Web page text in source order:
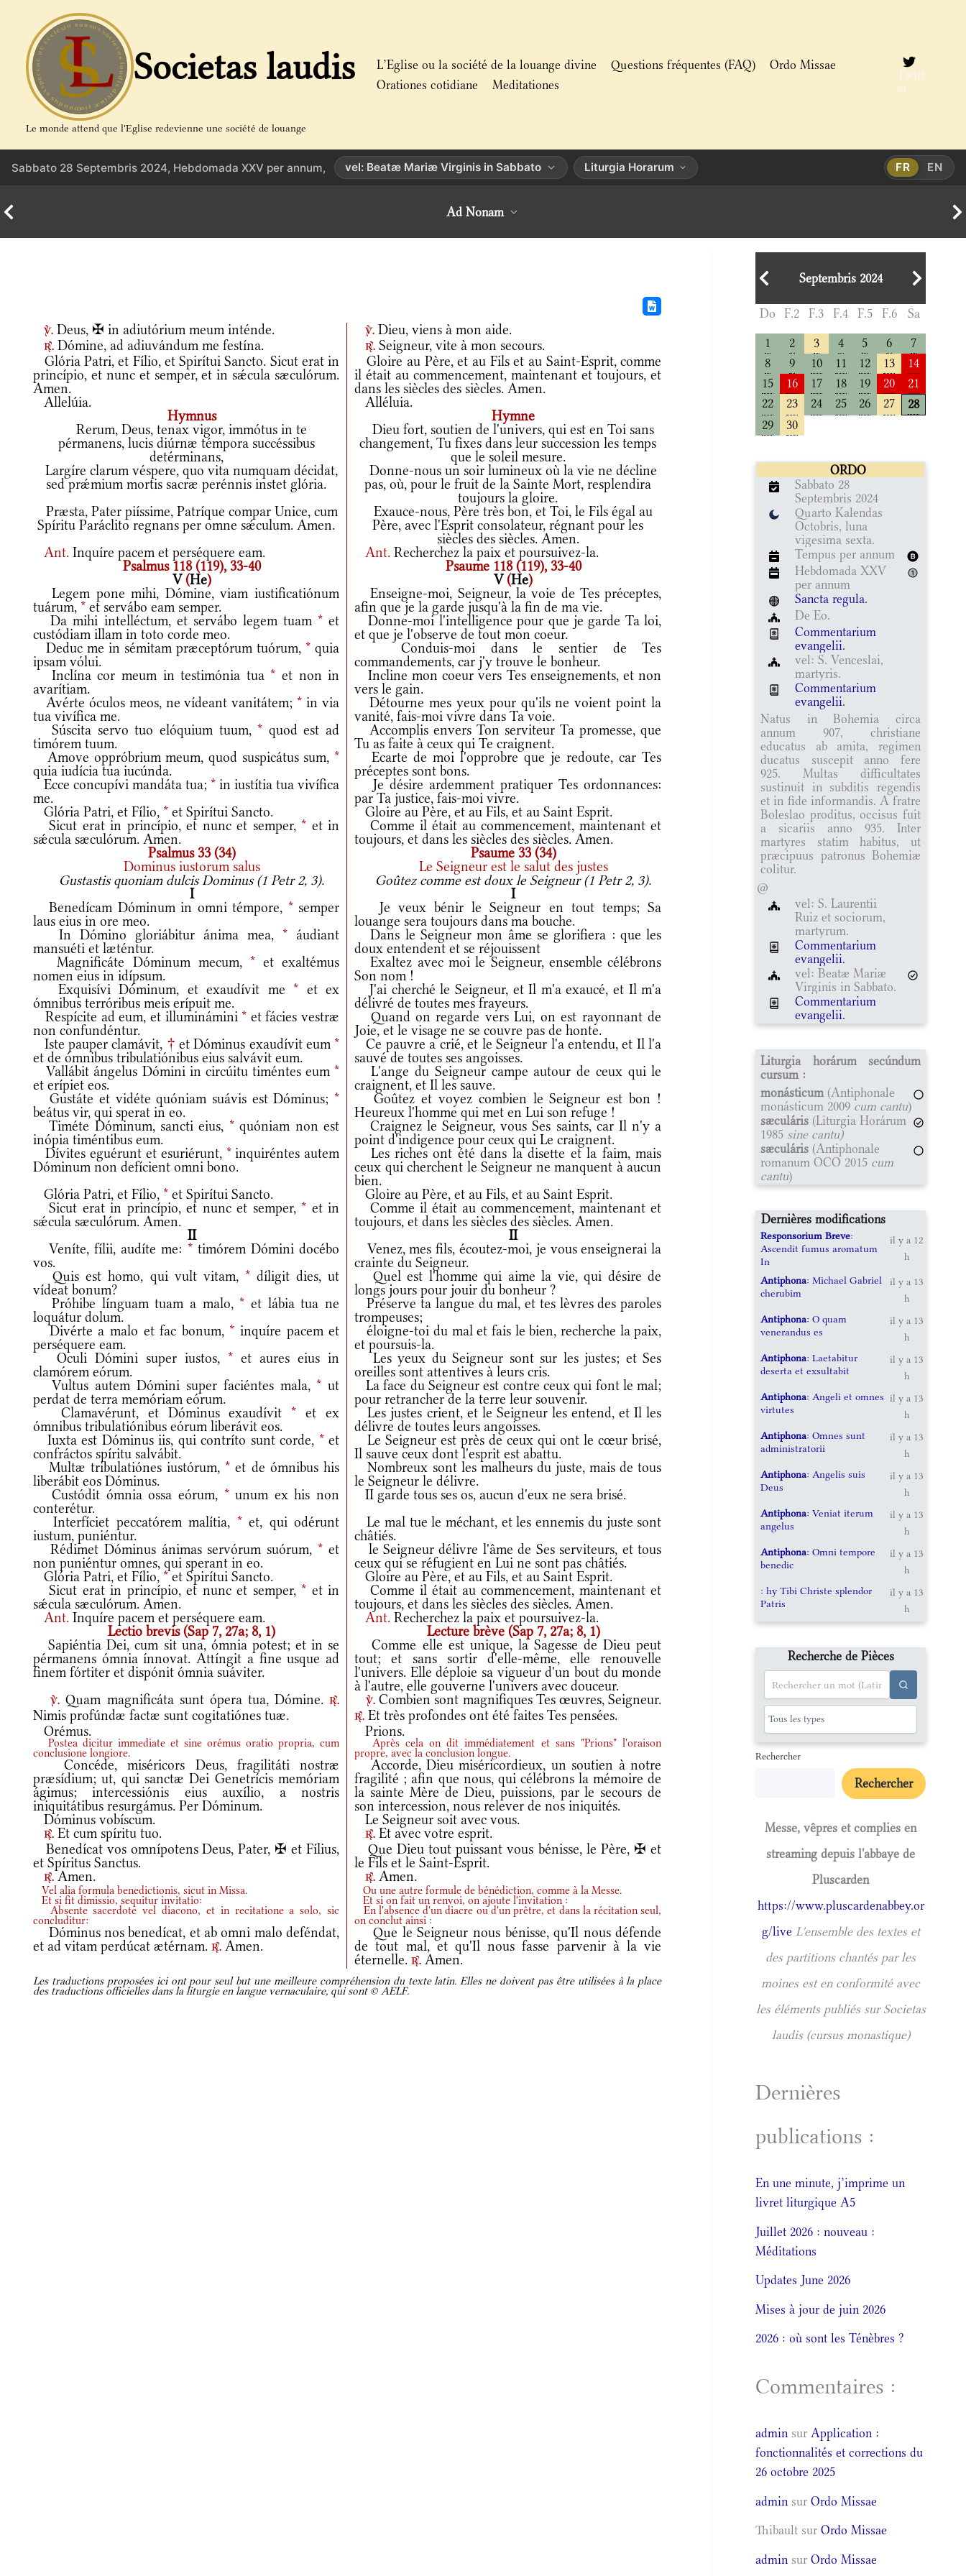
contenu
Societas laudis
Le monde attend que l'Eglise redevienne une société de louange
L’Eglise ou la société de la louange divine Questions fréquentes (FAQ)
Ordo Missae
Orationes cotidiane
Meditationes
Twitt
er
Sabbato 28 Septembris 2024, Hebdomada XXV per annum, vel: Beatæ Mariæ Virginis in Sabbato Liturgia Horarum FR EN
Ad Nonam
v. Deus, ✠ in adiutórium meum inténde. v. Dieu, viens à mon aide.
r. Dómine, ad adiuvándum me festína. r. Seigneur, vite à mon secours.
Glória Patri, et Fílio, et Spirítui Sancto. Sicut erat in
princípio, et nunc et semper, et in sǽcula sæculórum.
Amen.
Gloire au Père, et au Fils et au Saint-Esprit, comme
il était au commencement, maintenant et toujours, et
dans les siècles des siècles. Amen.
Allelúia.
Alléluia.
Hymnus
Hymne
Rerum, Deus, tenax vigor, immótus in te
pérmanens, lucis diúrnæ témpora succéssibus
detérminans,
Dieu fort, soutien de l'univers, qui est en Toi sans
changement, Tu fixes dans leur succession les temps
que le soleil mesure.
Largíre clarum véspere, quo vita numquam décidat,
sed prǽmium mortis sacræ perénnis instet glória.
Donne-nous un soir lumineux où la vie ne décline
pas, où, pour le fruit de la Sainte Mort, resplendira
toujours la gloire.
Præsta, Pater piíssime, Patríque compar Unice, cum
Spíritu Paráclito regnans per omne sǽculum. Amen.
Exauce-nous, Père très bon, et Toi, le Fils égal au
Père, avec l'Esprit consolateur, régnant pour les
siècles des siècles. Amen.
Ant. Inquíre pacem et perséquere eam. Ant.Recherchez la paix et poursuivez-la.
Psalmus 118 (119), 33-40
Psaume 118 (119), 33-40
V(He) V(He)
Legem pone mihi, Dómine, viam iustificatiónum
tuárum, * et servábo eam semper.
Enseigne-moi, Seigneur, la voie de Tes préceptes,
afin que je la garde jusqu'à la fin de ma vie.
Da mihi intelléctum, et servábo legem tuam * et
custódiam illam in toto corde meo.
Donne-moi l'intelligence pour que je garde Ta loi,
et que je l'observe de tout mon coeur.
Deduc me in sémitam præceptórum tuórum, * quia
ipsam vólui.
Conduis-moi dans le sentier de Tes
commandements, car j'y trouve le bonheur.
Inclína cor meum in testimónia tua * et non in
avarítiam.
Incline mon coeur vers Tes enseignements, et non
vers le gain.
Avérte óculos meos, ne vídeant vanitátem; * in via
tua vivífica me.
Détourne mes yeux pour qu'ils ne voient point la
vanité, fais-moi vivre dans Ta voie.
Súscita servo tuo elóquium tuum, * quod est ad
timórem tuum.
Accomplis envers Ton serviteur Ta promesse, que
Tu as faite à ceux qui Te craignent.
Amove oppróbrium meum, quod suspicátus sum, *
quia iudícia tua iucúnda.
Ecarte de moi l'opprobre que je redoute, car Tes
préceptes sont bons.
Ecce concupívi mandáta tua; * in iustítia tua vivífica
me.
Je désire ardemment pratiquer Tes ordonnances:
par Ta justice, fais-moi vivre.
Glória Patri, et Fílio, * et Spirítui Sancto.
Gloire au Père, et au Fils, et au Saint Esprit.
Sicut erat in princípio, et nunc et semper, * et in
sǽcula sæculórum. Amen.
Comme il était au commencement, maintenant et
toujours, et dans les siècles des siècles. Amen.
Psalmus 33 (34)
Psaume 33 (34)
Dominus iustorum salus
Le Seigneur est le salut des justes
Gustastis quoniam dulcis Dominus (1 Petr 2, 3).
Goûtez comme est doux le Seigneur (1 Petr 2, 3).
I
I
Benedícam Dóminum in omni témpore, *semper
laus eius in ore meo.
Je veux bénir le Seigneur en tout temps; Sa
louange sera toujours dans ma bouche.
In Dómino gloriábitur ánima mea, * áudiant
mansuéti et læténtur.
Dans le Seigneur mon âme se glorifiera : que les
doux entendent et se réjouissent
Magnificáte Dóminum mecum, *et exaltémus
nomen eius in idípsum.
Exaltez avec moi le Seigneur, ensemble célébrons
Son nom !
Exquisívi Dóminum, et exaudívit me * et ex
ómnibus terróribus meis erípuit me.
J'ai cherché le Seigneur, et Il m'a exaucé, et Il m'a
délivré de toutes mes frayeurs.
Respícite ad eum, et illuminámini * et fácies vestræ
non confundéntur.
Quand on regarde vers Lui, on est rayonnant de
Joie, et le visage ne se couvre pas de honte.
Iste pauper clamávit, † et Dóminus exaudívit eum *
et de ómnibus tribulatiónibus eius salvávit eum.
Ce pauvre a crié, et le Seigneur l'a entendu, et Il l'a
sauvé de toutes ses angoisses.
Vallábit ángelus Dómini in circúitu timéntes eum *
et erípiet eos.
L'ange du Seigneur campe autour de ceux qui le
craignent, et Il les sauve.
Gustáte et vidéte quóniam suávis est Dóminus; *
beátus vir, qui sperat in eo.
Goûtez et voyez combien le Seigneur est bon !
Heureux l'homme qui met en Lui son refuge !
Timéte Dóminum, sancti eius, *quóniam non est
inópia timéntibus eum.
Craignez le Seigneur, vous Ses saints, car Il n'y a
point d'indigence pour ceux qui Le craignent.
Dívites eguérunt et esuriérunt, *inquiréntes autem
Dóminum non defícient omni bono.
Les riches ont été dans la disette et la faim, mais
ceux qui cherchent le Seigneur ne manquent à aucun
bien.
Glória Patri, et Fílio, * et Spirítui Sancto.
Gloire au Père, et au Fils, et au Saint Esprit.
Sicut erat in princípio, et nunc et semper, * et in
sǽcula sæculórum. Amen.
Comme il était au commencement, maintenant et
toujours, et dans les siècles des siècles. Amen.
II
II
Veníte, fílii, audíte me: *timórem Dómini docébo
vos.
Venez, mes fils, écoutez-moi, je vous enseignerai la
crainte du Seigneur.
Quis est homo, qui vult vitam, *díligit dies, ut
vídeat bonum?
Quel est l'homme qui aime la vie, qui désire de
longs jours pour jouir du bonheur ?
Próhibe línguam tuam a malo, * et lábia tua ne
loquátur dolum.
Préserve ta langue du mal, et tes lèvres des paroles
trompeuses;
Divérte a malo et fac bonum, * inquíre pacem et
perséquere eam.
éloigne-toi du mal et fais le bien, recherche la paix,
et poursuis-la.
Oculi Dómini super iustos, * et aures eius in
clamórem eórum.
Les yeux du Seigneur sont sur les justes; et Ses
oreilles sont attentives à leurs cris.
Vultus autem Dómini super faciéntes mala, * ut
perdat de terra memóriam eórum.
La face du Seigneur est contre ceux qui font le mal;
pour retrancher de la terre leur souvenir.
Clamavérunt, et Dóminus exaudívit * et ex
ómnibus tribulatiónibus eórum liberávit eos.
Les justes crient, et le Seigneur les entend, et Il les
délivre de toutes leurs angoisses.
Iuxta est Dóminus iis, qui contríto sunt corde, *et
confráctos spíritu salvábit.
Le Seigneur est près de ceux qui ont le cœur brisé,
Il sauve ceux dont l'esprit est abattu.
Multæ tribulatiónes iustórum, * et de ómnibus his
liberábit eos Dóminus.
Nombreux sont les malheurs du juste, mais de tous
le Seigneur le délivre.
Custódit ómnia ossa eórum, *unum ex his non
conterétur.
II garde tous ses os, aucun d'eux ne sera brisé.
Interfíciet peccatórem malítia, *et, qui odérunt
iustum, puniéntur.
Le mal tue le méchant, et les ennemis du juste sont
châtiés.
Rédimet Dóminus ánimas servórum suórum, * et
non puniéntur omnes, qui sperant in eo.
le Seigneur délivre l'âme de Ses serviteurs, et tous
ceux qui se réfugient en Lui ne sont pas châtiés.
Glória Patri, et Fílio, *et Spirítui Sancto.
Gloire au Père, et au Fils, et au Saint Esprit.
Sicut erat in princípio, et nunc et semper, * et in
sǽcula sæculórum. Amen.
Comme il était au commencement, maintenant et
toujours, et dans les siècles des siècles. Amen.
Ant. Inquíre pacem et perséquere eam. Ant.Recherchez la paix et poursuivez-la.
Lectio brevis (Sap 7, 27a; 8, 1)
Lecture brève (Sap 7, 27a; 8, 1)
Sapiéntia Dei, cum sit una, ómnia potest; et in se
pérmanens ómnia ínnovat. Attíngit a fine usque ad
finem fórtiter et dispónit ómnia suáviter.
Comme elle est unique, la Sagesse de Dieu peut
tout; et sans sortir d'elle-même, elle renouvelle
l'univers. Elle déploie sa vigueur d'un bout du monde
à l'autre, elle gouverne l'univers avec douceur.
v. Quam magnificáta sunt ópera tua, Dómine.r.
Nimis profúndæ factæ sunt cogitatiónes tuæ.
v.Combien sont magnifiques Tes œuvres, Seigneur.
r. Et très profondes ont été faites Tes pensées.
Orémus.
Prions.
Postea dicitur immediate et sine orémus oratio propria, cum
conclusione longiore.
Après cela on dit immédiatement et sans "Prions" l'oraison
propre, avec la conclusion longue.
Concéde, miséricors Deus, fragilitáti nostræ
præsídium; ut, qui sanctæ Dei Genetrícis memóriam
ágimus; intercessiónis eius auxílio, a nostris
iniquitátibus resurgámus. Per Dóminum.
Accorde, Dieu miséricordieux, un soutien à notre
fragilité ; afin que nous, qui célébrons la mémoire de
la sainte Mère de Dieu, puissions, par le secours de
son intercession, nous relever de nos iniquités.
Dóminus vobíscum.
Le Seigneur soit avec vous.
r. Et cum spíritu tuo. r. Et avec votre esprit.
Benedícat vos omnípotens Deus, Pater, ✠ et Fílius,
et Spíritus Sanctus.
Que Dieu tout puissant vous bénisse, le Père, ✠ et
le Fils et le Saint-Esprit.
r.Amen. r. Amen.
Vel alia formula benedictionis, sicut in Missa. Ou une autre formule de bénédiction, comme à la Messe.
Et si fit dimissio, sequitur invitatio: Et si on fait un renvoi, on ajoute l'invitation :
Absente sacerdote vel diacono, et in recitatione a solo, sic
concluditur:
En l'absence d'un diacre ou d'un prêtre, et dans la récitation seul,
on conclut ainsi :
Dóminus nos benedícat, et ab omni malo deféndat,
et ad vitam perdúcat ætérnam. r. Amen.
Que le Seigneur nous bénisse, qu'Il nous défende
de tout mal, et qu'Il nous fasse parvenir à la vie
éternelle.r. Amen.
Les traductions proposées ici ont pour seul but une meilleure compréhension du texte latin. Elles ne doivent pas être utilisées à la place
des traductions officielles dans la liturgie en langue vernaculaire, qui sont © AELF.
Septembris 2024
Do F.2 F.3 F.4 F.5 F.6 Sa
1 2 3 4 5 6
7
8
9 10 11 12 13
14
15
16 17 18 19 20
21
22
23 24 25 26 27
28
29
30
ORDO
Sabbato 28
Septembris 2024
Quarto Kalendas
Octobris, luna
vigesima sexta.
Tempus per annum
Hebdomada XXV
per annum
Sancta regula.
De Eo.
Commentarium
evangelii.
vel: S. Venceslai,
martyris.
Commentarium
evangelii.
Natus in Bohemia circa
annum 907, christiane
educatus ab amita, regimen
ducatus suscepit anno fere
925. Multas difficultates
sustinuit in subditis regendis
et in fide informandis. A fratre
Boleslao proditus, occisus fuit
a sicariis anno 935. Inter
martyres statim habitus, ut
præcipuus patronus Bohemiæ
colitur.
@
vel: S. Laurentii
Ruiz et sociorum,
martyrum.
Commentarium
evangelii.
vel: Beatæ Mariæ
Virginis in Sabbato.
Commentarium
evangelii.
Liturgia horárum secúndum
cursum :
monásticum (Antiphonale
monásticum 2009 cum cantu)
sæculáris (Liturgia Horárum
1985 sine cantu)
sæculáris (Antiphonale
romanum OCO 2015 cum
cantu)
Dernières modifications
Responsorium Breve:
Ascendit fumus aromatum
In
il y a 12
h
Antiphona: Michael Gabriel
cherubim
il y a 13
h
Antiphona: O quam
venerandus es
il y a 13
h
Antiphona: Laetabitur
deserta et exsultabit
il y a 13
h
Antiphona: Angeli et omnes
virtutes
il y a 13
h
Antiphona: Omnes sunt
administratorii
il y a 13
h
Antiphona: Angelis suis
Deus
il y a 13
h
Antiphona: Veniat iterum
angelus
il y a 13
h
Antiphona: Omni tempore
benedic
il y a 13
h
: hy Tibi Christe splendor
Patris
il y a 13
h
Recherche de Pièces
Rechercher
Rechercher
Messe, vêpres et complies en
streaming depuis l'abbaye de
Pluscarden
https://www.pluscardenabbey.or
g/live L'ensemble des textes et
des partitions chantés par les
moines est en conformité avec
les éléments publiés sur Societas
laudis (cursus monastique)
Dernières
publications :
En une minute, j’imprime un
livret liturgique A5
Juillet 2026 : nouveau :
Méditations
Updates June 2026
Mises à jour de juin 2026
2026 : où sont les Ténèbres ?
Commentaires :
admin surApplication :
fonctionnalités et corrections du
26 octobre 2025
admin surOrdo Missae
Thibault surOrdo Missae
admin surOrdo Missae